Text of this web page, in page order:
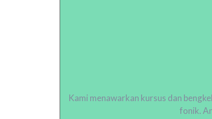
Kami menawarkan kursus dan
fonik.